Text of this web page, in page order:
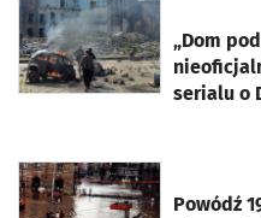
„Dom
serialu o
otworzy się w nowej karcie
Powódź
otworzy się w nowej karcie